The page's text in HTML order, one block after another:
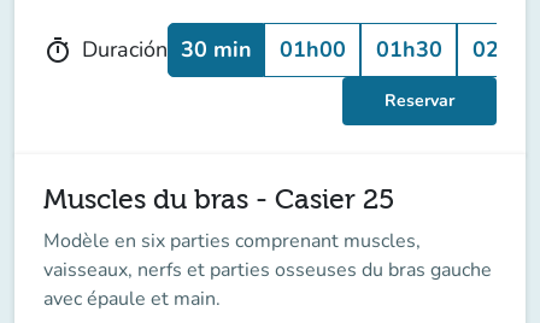
timer Duración 30 min 01h00 01h30 02h00
Reservar
Muscles du bras - Casier 25
Modèle en six parties comprenant muscles,
vaisseaux, nerfs et parties osseuses du bras gauche
avec épaule et main.